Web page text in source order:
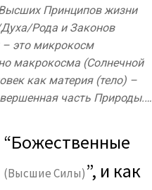
Принципов жизни
Рода и Законов
– это микрокосм
макрокосма (Солнечной
как материя (тело) –
часть Природы.…
“Божественные
(Высшие Силы)”, и как